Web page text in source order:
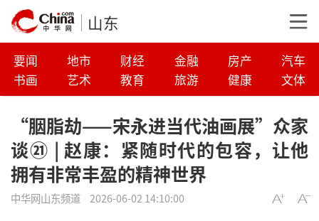
山东
要闻 地市 财经 金融 房产
汽车
书画
艺术 教育 旅游 健康 文体
“胭脂劫——宋永进当代油画展”众家
谈㉑ | 赵康：紧随时代的包容，让他
拥有非常丰盈的精神世界
中华网山东频道 2026-06-02 14:10:00